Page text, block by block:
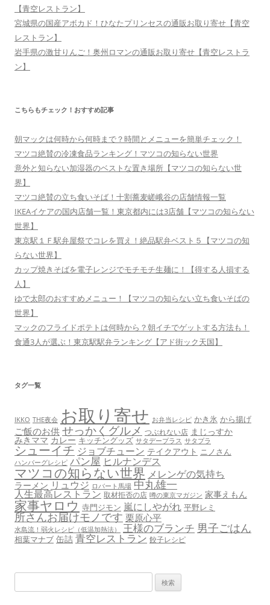
【青空レストラン】
宮城県の国産アボカド！ひなたプリンセスの通販お取り寄せ【青空
レストラン】
岩手県の激甘りんご！奥州ロマンの通販お取り寄せ【青空レストラ
ン】
こちらもチェック！おすすめ記事
朝マックは何時から何時まで？時間とメニューを簡単チェック！
マツコ絶賛の冷凍食品ランキング！マツコの知らない世界
意外と知らない加湿器のベストな置き場所【マツコの知らない世
界】
マツコ絶賛の立ち食いそば！十割蕎麦嵯峨谷の店舗情報一覧
IKEAイケアの国内店舗一覧！東京都内には3店舗【マツコの知らない
世界】
東京駅１Ｆ駅弁屋祭でコレを買え！絶品駅弁ベスト５【マツコの知
らない世界】
カップ焼きそばを電子レンジでモチモチ生麺に！【得する人損する
人】
ゆで太郎のおすすめメニュー！【マツコの知らない立ち食いそばの
世界】
マックのフライドポテトは何時から？朝イチでゲットする方法も！
食通3人が選ぶ！東京駅駅弁ランキング【アド街ック天国】
タグ一覧
IKKO THE夜会 お取り寄せ お弁当レシピ かき氷 から揚げ
ご飯のお供 せっかくグルメ つぶれない店 まじっすか
みきママ カレー キッチングッズ サタデープラス サタプラ
シューイチ ジョブチューン テイクアウト ニノさん
ハンバーグレシピ パン屋 ヒルナンデス
マツコの知らない世界 メレンゲの気持ち
ラーメン リュウジ ロバート馬場 中丸雄一
人生最高レストラン 取材拒否の店 噂の東京マガジン 家事えもん
家事ヤロウ 寺門ジモン 嵐にしやがれ 平野レミ
所さんお届けモノです 栗原心平
水島流！弱火レシピ（低温加熱法） 王様のブランチ 男子ごはん
相葉マナブ 缶詰 青空レストラン 餃子レシピ
索: